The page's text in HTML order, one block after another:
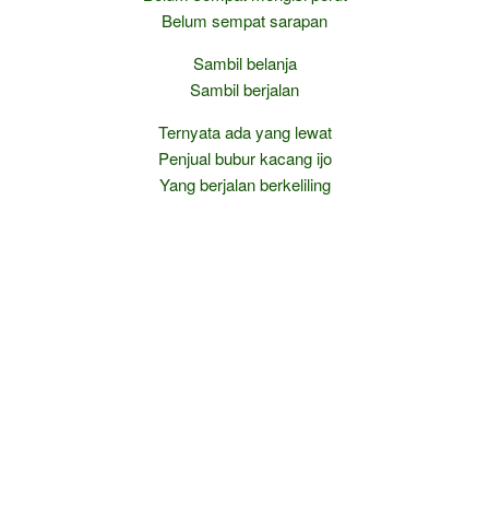
Belum sempat sarapan
Sambil belanja
Sambil berjalan
Ternyata ada yang lewat
Penjual bubur kacang ijo
Yang berjalan berkeliling